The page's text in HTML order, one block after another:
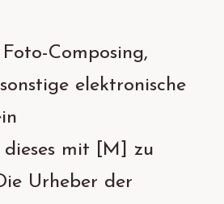
Composing,
elektronische
dieses mit [M] zu
Urheber der